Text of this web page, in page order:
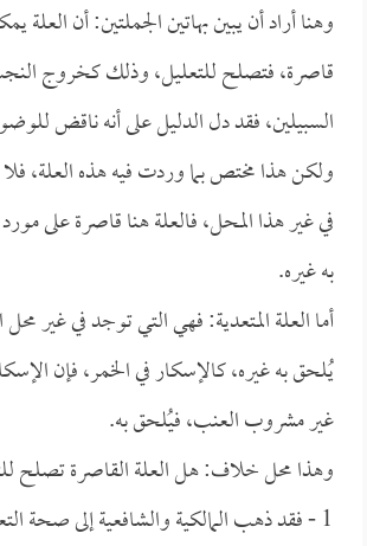
وهنا أراد أن يبين بهاتين الجملتين: أن العلة
قاصرة، فتصلح للتعليل، وذلك كخروج
السبيلين، فقد دل الدليل على أنه ناقض
ولكن هذا مختص بما وردت فيه هذه العلة،
في غير هذا المحل، فالعلة هنا قاصرة على
به غيره.
أما العلة المتعدية: فهي التي توجد في غير
يُلحق به غيره، كالإسكار في الخمر، فإن
غير مشروب العنب، فيُلحق به.
وهذا محل خلاف: هل العلة القاصرة تصلح
1 - فقد ذهب المالكية والشافعية إلى صحة